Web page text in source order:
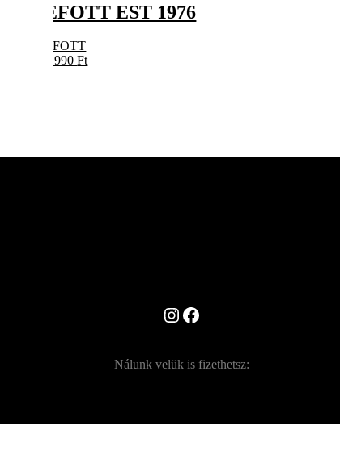
EFOTT EST 1976
EFOTT
5 990Ft
Instagram
Facebook
Nálunk velük is fizethetsz: